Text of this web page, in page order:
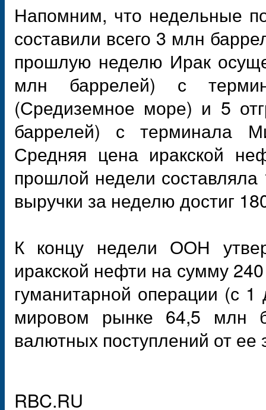
Напомним, что недельные
составили всего 3 млн
прошлую неделю Ирак
млн баррелей) с
(Средиземное море) и 5
баррелей) с терминала
Средняя цена иракской
прошлой недели
выручки за неделю достиг
К концу недели ООН
иракской нефти на сумму
гуманитарной операции (с
мировом рынке 64,5 млн
валютных поступлений от ее
RBC.RU